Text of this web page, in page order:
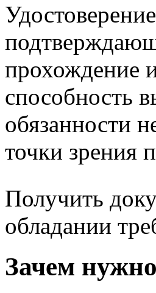
прохождение
способность
обязанности
точки зрения
Получить
обладании
Зачем